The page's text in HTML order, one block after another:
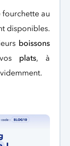
au
disponibles.
boissons
plats, à